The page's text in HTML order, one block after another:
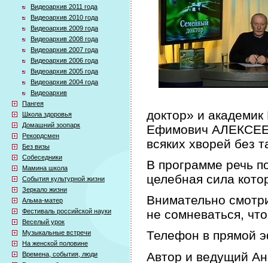
Видеоархив 2011 года
Видеоархив 2010 года
Видеоархив 2009 года
Видеоархив 2008 года
Видеоархив 2007 года
Видеоархив 2006 года
Видеоархив 2005 года
Видеоархив 2004 года
Видеоархив
Пангея
Школа здоровья
Домашний зоопарк
Рекордсмен
Без визы
Собеседники
Мамина школа
События культурной жизни
Зеркало жизни
Альма-матер
Фестиваль российской науки
Веселый урок
Музыкальные встречи
На женской половине
Времена, события, люди
доктор» и
Ефимович
всяких хворей без
В программе речь
целебная сила
Внимательно
не сомневаться,
Телефон в прямой
Автор и ведущий